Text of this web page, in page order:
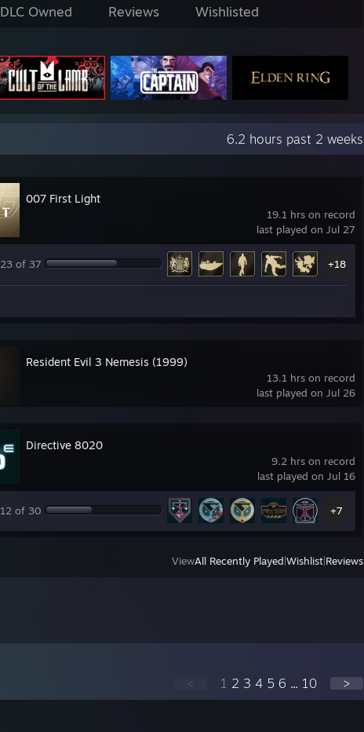
DLC Owned Reviews Wishlisted
6.2 hours past 2 weeks
19.1 hrs on record
last played on Jul 27
007 First Light
23 of 37 +18
13.1 hrs on record
last played on Jul 26
Resident Evil 3 Nemesis (1999)
9.2 hrs on record
last played on Jul 16
Directive 8020
12 of 30 +7
ViewAll Recently Played Wishlist Reviews
< 1 2 3 4 5 6 ... 10 >